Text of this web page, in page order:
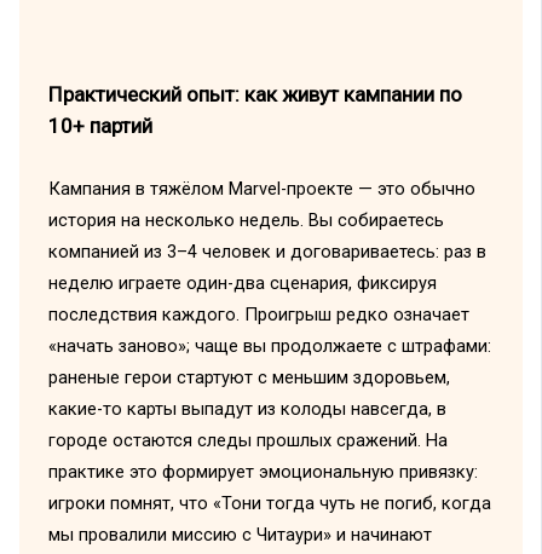
Практический опыт: как живут кампании по
10+ партий
Кампания в тяжёлом Marvel-проекте — это обычно
история на несколько недель. Вы собираетесь
компанией из 3–4 человек и договариваетесь: раз в
неделю играете один-два сценария, фиксируя
последствия каждого. Проигрыш редко означает
«начать заново»; чаще вы продолжаете с штрафами:
раненые герои стартуют с меньшим здоровьем,
какие-то карты выпадут из колоды навсегда, в
городе остаются следы прошлых сражений. На
практике это формирует эмоциональную привязку:
игроки помнят, что «Тони тогда чуть не погиб, когда
мы провалили миссию с Читаури» и начинают